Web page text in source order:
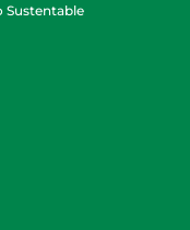
Sustentable